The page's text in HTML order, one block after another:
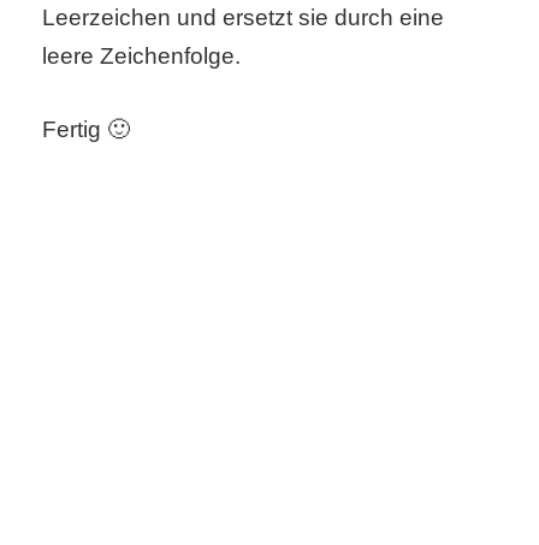
Leerzeichen und ersetzt sie durch eine
leere Zeichenfolge.
Fertig 🙂